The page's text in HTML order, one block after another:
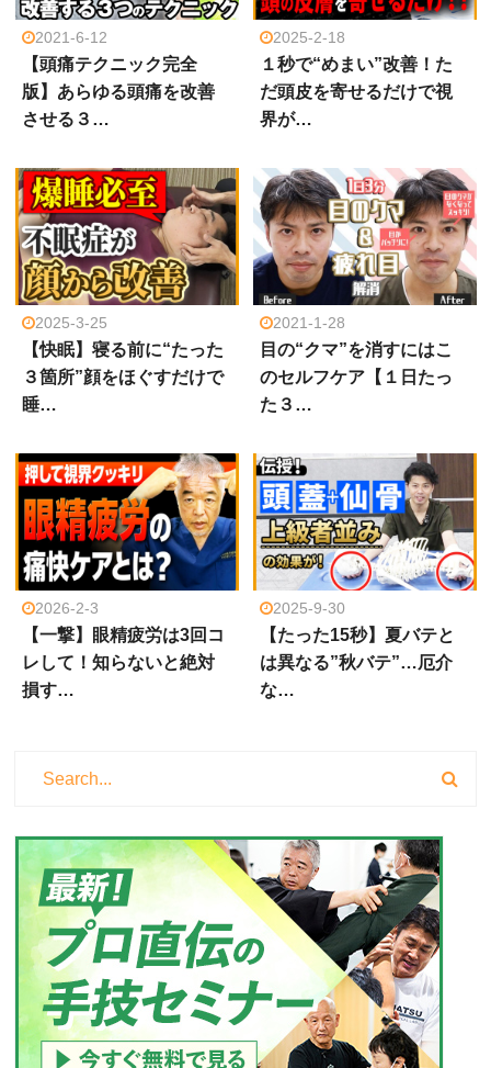
2021-6-12
【頭痛テクニック完全
版】あらゆる頭痛を改善
させる３…
2025-2-18
１秒で“めまい”改善！た
だ頭皮を寄せるだけで視
界が…
2025-3-25
【快眠】寝る前に“たった
３箇所”顔をほぐすだけで
睡…
2021-1-28
目の“クマ”を消すにはこ
のセルフケア【１日たっ
た３…
2026-2-3
【一撃】眼精疲労は3回コ
レして！知らないと絶対
損す…
2025-9-30
【たった15秒】夏バテと
は異なる”秋バテ”…厄介
な…